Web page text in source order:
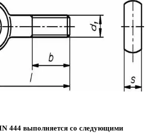
444 выполняется со следующими